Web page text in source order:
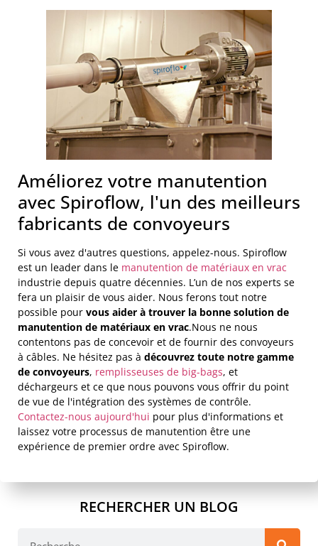
Améliorez votre manutention
avec Spiroflow, l'un des meilleurs
fabricants de convoyeurs
Si vous avez d'autres questions, appelez-nous. Spiroflow
est un leader dans le manutention de matériaux en vrac
industrie depuis quatre décennies. L’un de nos experts se
fera un plaisir de vous aider. Nous ferons tout notre
possible pour vous aider à trouver la bonne solution de
manutention de matériaux en vrac.Nous ne nous
contentons pas de concevoir et de fournir des convoyeurs
à câbles. Ne hésitez pas à découvrez toute notre gamme
de convoyeurs, remplisseuses de big-bags, et
déchargeurs et ce que nous pouvons vous offrir du point
de vue de l'intégration des systèmes de contrôle.
Contactez-nous aujourd'hui pour plus d'informations et
laissez votre processus de manutention être une
expérience de premier ordre avec Spiroflow.
RECHERCHER UN BLOG